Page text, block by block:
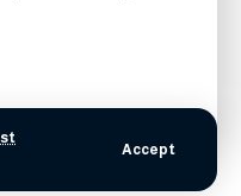
Accept